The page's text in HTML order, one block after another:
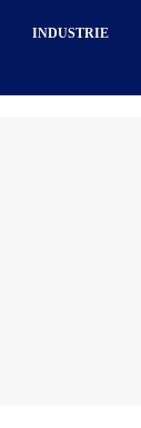
INDUSTRIE